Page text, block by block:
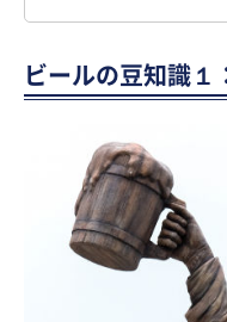
ビールの豆知識１